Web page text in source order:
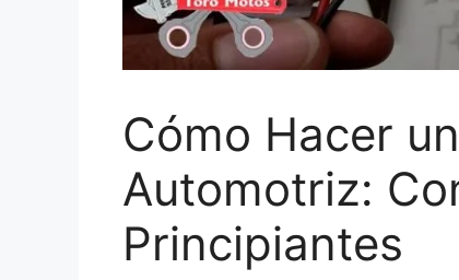
Cómo Hacer
Automotriz:
Principiantes